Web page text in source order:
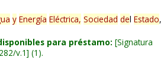
y Energía Eléctrica, Sociedad del Estado,
para préstamo: Signatura
v.1 (1).